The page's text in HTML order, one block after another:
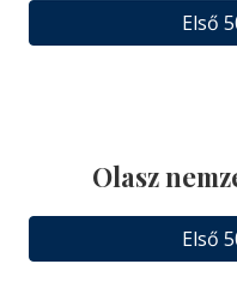
Első
Olasz
Első